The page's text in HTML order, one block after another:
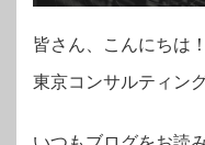
皆さん、こんにちは！
東京コンサルティン